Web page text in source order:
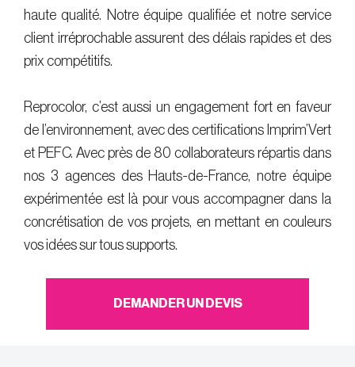
haute qualité. Notre équipe qualifiée et notre service
client irréprochable assurent des délais rapides et des
prix compétitifs.
Reprocolor, c’est aussi un engagement fort en faveur
de l’environnement, avec des certifications Imprim’Vert
et PEFC. Avec près de 80 collaborateurs répartis dans
nos 3 agences des Hauts-de-France, notre équipe
expérimentée est là pour vous accompagner dans la
concrétisation de vos projets, en mettant en couleurs
vos idées sur tous supports.
DEMANDER UN DEVIS